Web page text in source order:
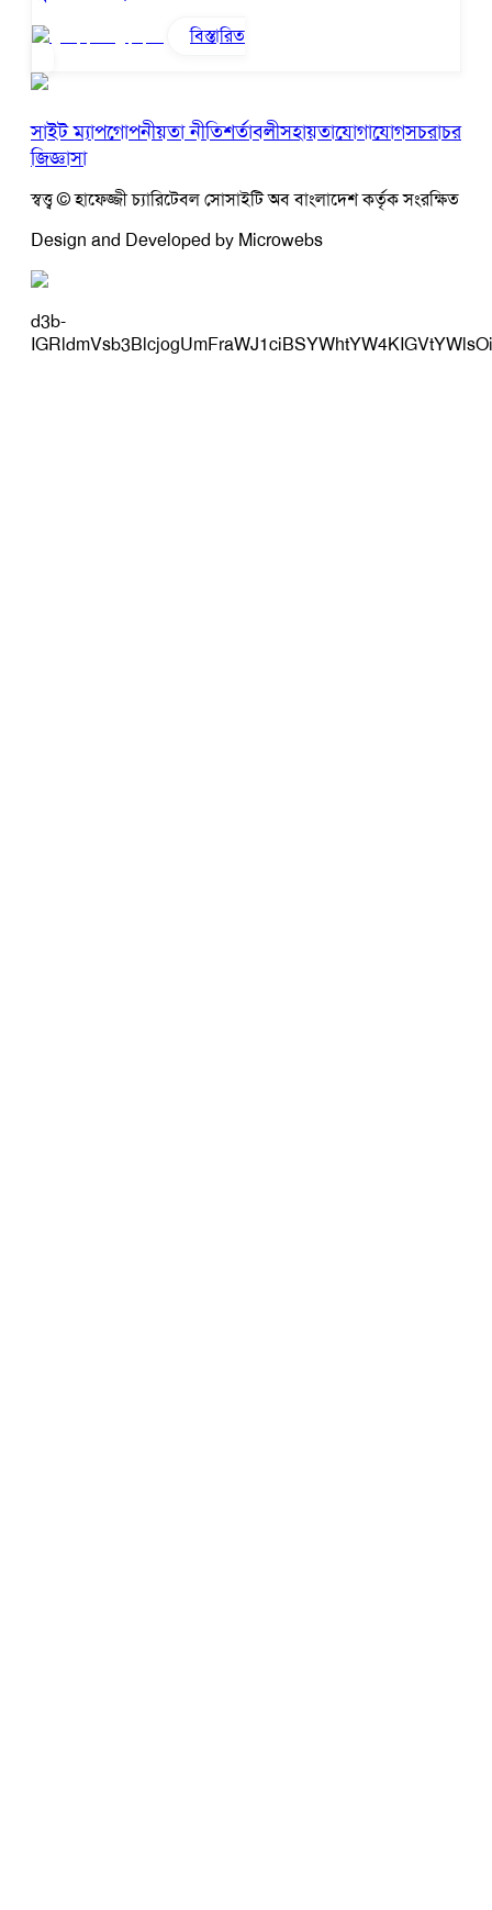
বিস্তারিত
সাইট ম্যাপগোপনীয়তা নীতিশর্তাবলীসহায়তাযোগাযোগসচরাচর
জিজ্ঞাসা
স্বত্ত্ব © হাফেজ্জী চ্যারিটেবল সোসাইটি অব বাংলাদেশ কর্তৃক সংরক্ষিত
Design and Developed by Microwebs
d3b-